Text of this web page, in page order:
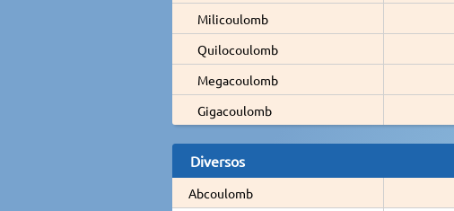
Milicoulomb
Quilocoulomb
Megacoulomb
Gigacoulomb
Diversos
Abcoulomb